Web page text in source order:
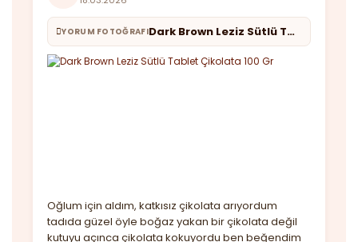
YORUM FOTOĞRAFI Dark Brown Leziz Sütlü Tablet Çikolata 100 Gr
Oğlum için aldım, katkısız çikolata arıyordum
tadıda güzel öyle boğaz yakan bir çikolata değil
kutuyu açınca çikolata kokuyordu ben beğendim